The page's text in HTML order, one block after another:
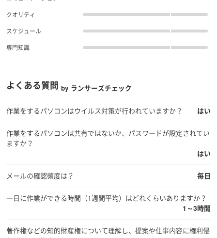
クオリティ
スケジュール
専門知識
よくある質問by ランサーズチェック
作業をするパソコンはウイルス対策が行われていますか？ はい
作業をするパソコンは共有ではないか、パスワードが設定されてい
ますか？
はい
メールの確認頻度は？ 毎日
一日に作業ができる時間（1週間平均）はどれくらいありますか？
1～3時間
著作権などの知的財産権について理解し、提案や仕事内容に権利侵